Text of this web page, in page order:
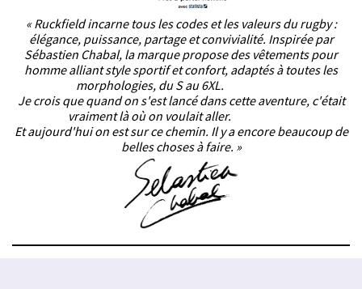
« Ruckfield incarne tous les codes et les valeurs du rugby :
élégance, puissance, partage et convivialité. Inspirée par
Sébastien Chabal, la marque propose des vêtements pour
homme alliant style sportif et confort, adaptés à toutes les
morphologies, du S au 6XL.
Je crois que quand on s'est lancé dans cette aventure, c'était
vraiment là où on voulait aller.
Et aujourd'hui on est sur ce chemin. Il y a encore beaucoup de
belles choses à faire. »